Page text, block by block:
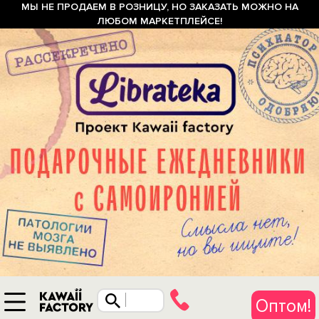
МЫ НЕ ПРОДАЕМ В РОЗНИЦУ, НО ЗАКАЗАТЬ МОЖНО НА
ЛЮБОМ МАРКЕТПЛЕЙСЕ!
Оптом!